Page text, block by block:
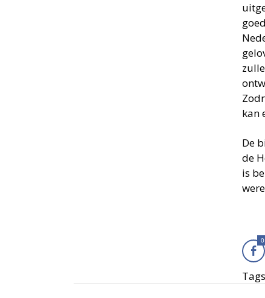
kan
De
de
is
0